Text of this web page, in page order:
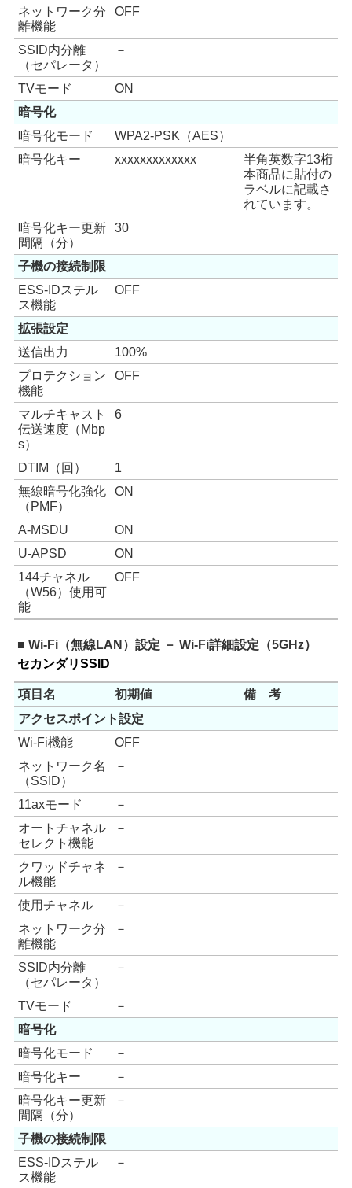
ネットワーク分
離機能
OFF
SSID内分離
（セパレータ）
－
TVモード
ON
暗号化
暗号化モード
WPA2-PSK（AES）
暗号化キー
xxxxxxxxxxxxx
半角英数字13桁
本商品に貼付の
ラベルに記載さ
れています。
暗号化キー更新
間隔（分）
30
子機の接続制限
ESS-IDステル
ス機能
OFF
拡張設定
送信出力
100%
プロテクション
機能
OFF
マルチキャスト
伝送速度（Mbp
s）
6
DTIM（回）
1
無線暗号化強化
（PMF）
ON
A-MSDU
ON
U-APSD
ON
144チャネル
（W56）使用可
能
OFF
■ Wi-Fi（無線LAN）設定 － Wi-Fi詳細設定（5GHz）
セカンダリSSID
項目名 初期値
備 考
アクセスポイント設定
Wi-Fi機能
OFF
ネットワーク名
（SSID）
－
11axモード
－
オートチャネル
セレクト機能
－
クワッドチャネ
ル機能
－
使用チャネル
－
ネットワーク分
離機能
－
SSID内分離
（セパレータ）
－
TVモード
－
暗号化
暗号化モード
－
暗号化キー
－
暗号化キー更新
間隔（分）
－
子機の接続制限
ESS-IDステル
ス機能
－